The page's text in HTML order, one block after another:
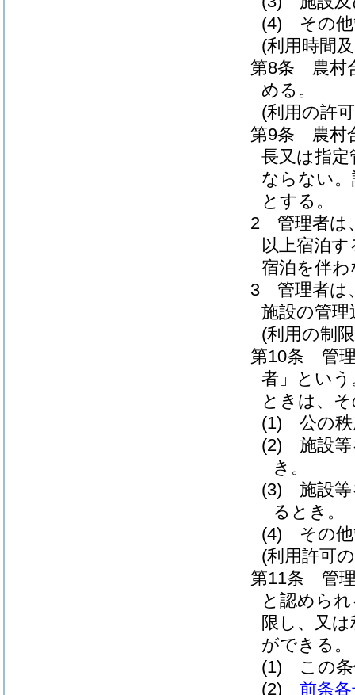
(4)
その
(利用時間
第8条
農村
める。
(利用の許
第9条
農村
長又は指
ならない。
とする。
2
管理者は
以上宿泊
宿泊を伴
3
管理者は
施設の管
(利用の制
第10条
管
者」という
ときは、
(1)
公の
(2)
施設
き。
(3)
施設
るとき。
(4)
その
(利用許可
第11条
管
と認めら
限し、又
ができる。
(1)
この
(2)
前条